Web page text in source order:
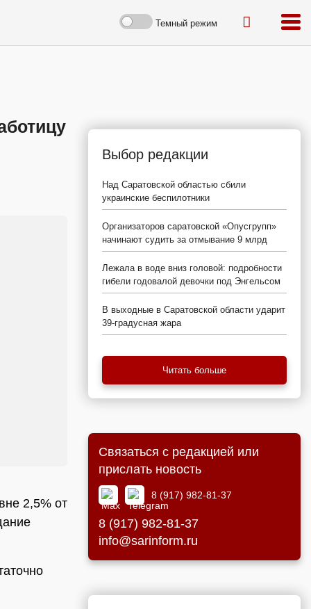
Темный режим
2,5% от
Выбор редакции
Над Саратовской областью сбили
украинские беспилотники
Организаторов саратовской «Опусгрупп»
начинают судить за отмывание 9 млрд
Лежала в воде вниз головой: подробности
гибели годовалой девочки под Энгельсом
В выходные в Саратовской области ударит
39-градусная жара
Читать больше
Связаться с редакцией или
прислать новость
8 (917) 982-81-37
8 (917) 982-81-37
info@sarinform.ru